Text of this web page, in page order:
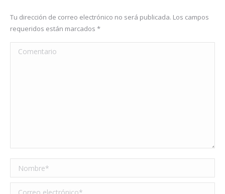
Tu dirección de correo electrónico no será publicada. Los campos
requeridos están marcados *
Comentario
Nombre *
Correo electrónico *